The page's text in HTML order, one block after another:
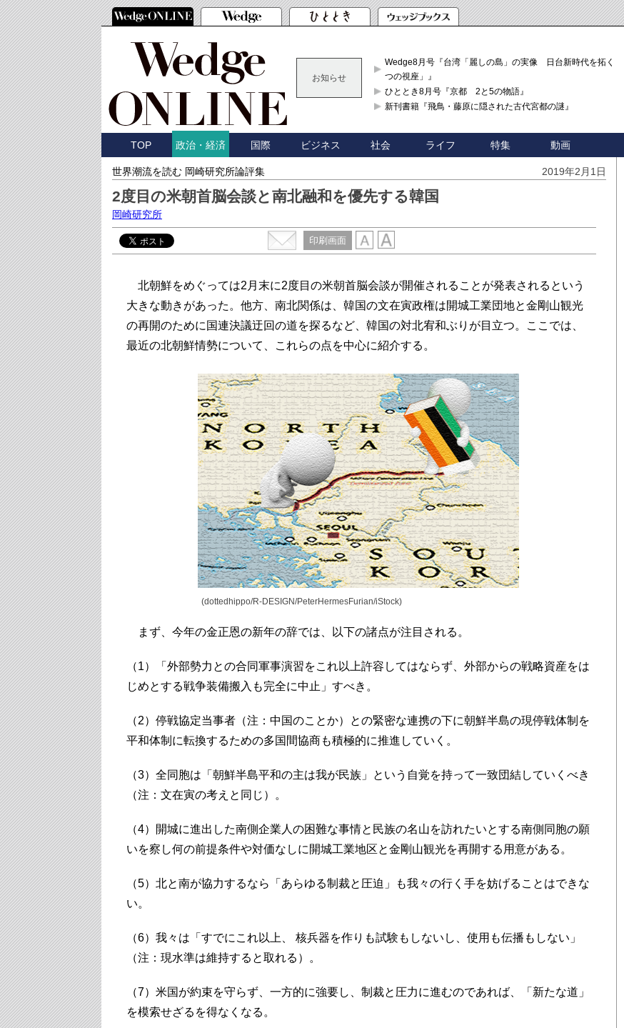
お知らせ
Wedge8月号『台湾「麗しの島」の実像 日台新時代を拓く「3
つの視座」』
ひととき8月号『京都 2と5の物語』
新刊書籍『飛鳥・藤原に隠された古代宮都の謎』
TOP 政治・経済 国際 ビジネス 社会 ライフ 特集 動画
世界潮流を読む 岡崎研究所論評集 2019年2月1日
2度目の米朝首脳会談と南北融和を優先する韓国
岡崎研究所
印刷画面
北朝鮮をめぐっては2月末に2度目の米朝首脳会談が開催されることが発表されるという
大きな動きがあった。他方、南北関係は、韓国の文在寅政権は開城工業団地と金剛山観光
の再開のために国連決議迂回の道を探るなど、韓国の対北宥和ぶりが目立つ。ここでは、
最近の北朝鮮情勢について、これらの点を中心に紹介する。
(dottedhippo/R-DESIGN/PeterHermesFurian/iStock)
まず、今年の金正恩の新年の辞では、以下の諸点が注目される。
（1）「外部勢力との合同軍事演習をこれ以上許容してはならず、外部からの戦略資産をは
じめとする戦争装備搬入も完全に中止」すべき。
（2）停戦協定当事者（注：中国のことか）との緊密な連携の下に朝鮮半島の現停戦体制を
平和体制に転換するための多国間協商も積極的に推進していく。
（3）全同胞は「朝鮮半島平和の主は我が民族」という自覚を持って一致団結していくべき
（注：文在寅の考えと同じ）。
（4）開城に進出した南側企業人の困難な事情と民族の名山を訪れたいとする南側同胞の願
いを察し何の前提条件や対価なしに開城工業地区と金剛山観光を再開する用意がある。
（5）北と南が協力するなら「あらゆる制裁と圧迫」も我々の行く手を妨げることはできな
い。
（6）我々は「すでにこれ以上、 核兵器を作りも試験もしないし、使用も伝播もしない」
（注：現水準は維持すると取れる）。
（7）米国が約束を守らず、一方的に強要し、制裁と圧力に進むのであれば、「新たな道」
を模索せざるを得なくなる。